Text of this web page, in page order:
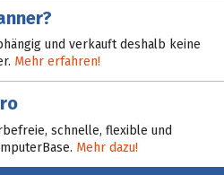
und verkauft deshalb keine
Mehr erfahren!
schnelle, flexible und
Mehr dazu!